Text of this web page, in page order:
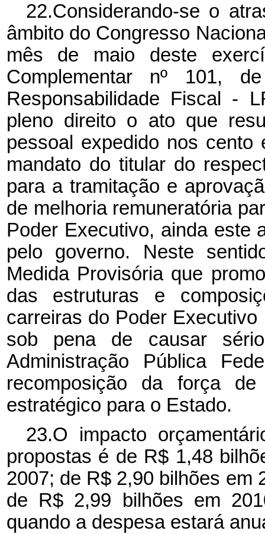
22.Considerando-se o
âmbito do Congresso
mês de maio deste
Complementar nº 101,
Responsabilidade Fiscal -
pleno direito o ato que
pessoal expedido nos
mandato do titular do
para a tramitação e
de melhoria remuneratória
Poder Executivo, ainda este
pelo governo. Neste
Medida Provisória que
das estruturas e
carreiras do Poder
sob pena de causar
Administração Pública
recomposição da força
estratégico para o Estado.
23.O impacto
propostas é de R$ 1,48
2007; de R$ 2,90 bilhões em
de R$ 2,99 bilhões em
quando a despesa estará